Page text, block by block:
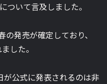
ついて言及しました。
発売が確定しており、
した。
が公式に発表されるのは非